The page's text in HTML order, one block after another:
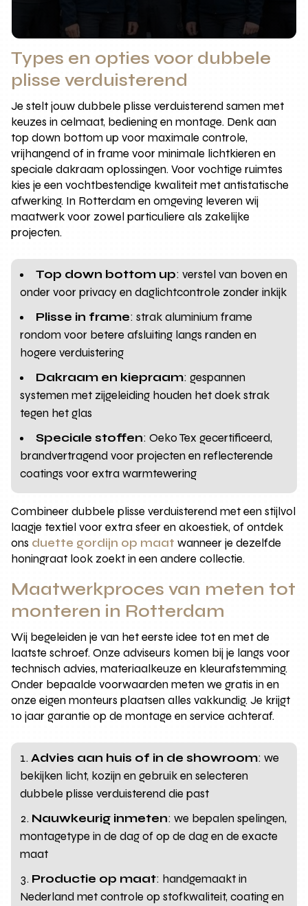
Types en opties voor dubbele
plisse verduisterend
Je stelt jouw dubbele plisse verduisterend samen met
keuzes in celmaat, bediening en montage. Denk aan
top down bottom up voor maximale controle,
vrijhangend of in frame voor minimale lichtkieren en
speciale dakraam oplossingen. Voor vochtige ruimtes
kies je een vochtbestendige kwaliteit met antistatische
afwerking. In Rotterdam en omgeving leveren wij
maatwerk voor zowel particuliere als zakelijke
projecten.
Top down bottom up: verstel van boven en
onder voor privacy en daglichtcontrole zonder inkijk
Plisse in frame: strak aluminium frame
rondom voor betere afsluiting langs randen en
hogere verduistering
Dakraam en kiepraam: gespannen
systemen met zijgeleiding houden het doek strak
tegen het glas
Speciale stoffen: Oeko Tex gecertificeerd,
brandvertragend voor projecten en reflecterende
coatings voor extra warmtewering
Combineer dubbele plisse verduisterend met een stijlvol
laagje textiel voor extra sfeer en akoestiek, of ontdek
ons duette gordijn op maat wanneer je dezelfde
honingraat look zoekt in een andere collectie.
Maatwerkproces van meten tot
monteren in Rotterdam
Wij begeleiden je van het eerste idee tot en met de
laatste schroef. Onze adviseurs komen bij je langs voor
technisch advies, materiaalkeuze en kleurafstemming.
Onder bepaalde voorwaarden meten we gratis in en
onze eigen monteurs plaatsen alles vakkundig. Je krijgt
10 jaar garantie op de montage en service achteraf.
Advies aan huis of in de showroom: we
bekijken licht, kozijn en gebruik en selecteren
dubbele plisse verduisterend die past
Nauwkeurig inmeten: we bepalen spelingen,
montagetype in de dag of op de dag en de exacte
maat
Productie op maat: handgemaakt in
Nederland met controle op stofkwaliteit, coating en